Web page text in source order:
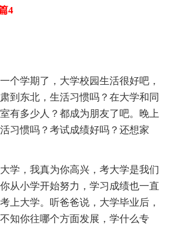
4
个学期了，大学校园生活很好吧，
到东北，生活习惯吗？在大学和同
有多少人？都成为朋友了吧。晚上
习惯吗？考试成绩好吗？还想家
学，我真为你高兴，考大学是我们
从小学开始努力，学习成绩也一直
上大学。听爸爸说，大学毕业后，
知你往哪个方面发展，学什么专